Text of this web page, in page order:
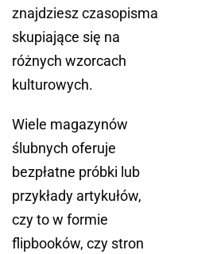
znajdziesz czasopisma
skupiające się na
różnych wzorcach
kulturowych.
Wiele magazynów
ślubnych oferuje
bezpłatne próbki lub
przykłady artykułów,
czy to w formie
flipbooków, czy stron